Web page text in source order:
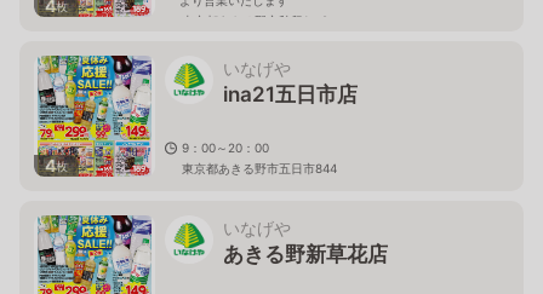
4枚
東京都あきる野市秋留1－2
4枚
いなげや
ina21五日市店
9：00～20：00
東京都あきる野市五日市844
いなげや
あきる野新草花店